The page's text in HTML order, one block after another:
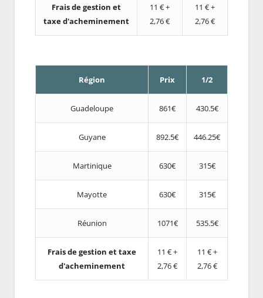
Frais de gestion et
taxe d'acheminement
11 € +
2,76 €
11 € +
2,76 €
Région Prix 1/2
Guadeloupe 861€ 430.5€
Guyane 892.5€ 446.25€
Martinique 630€ 315€
Mayotte 630€ 315€
Réunion 1071€ 535.5€
Frais de gestion et taxe
d'acheminement
11 € +
2,76 €
11 € +
2,76 €